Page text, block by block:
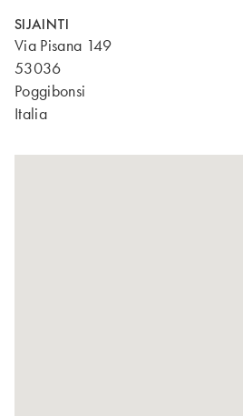
SIJAINTI
Via Pisana 149
53036
Poggibonsi
Italia